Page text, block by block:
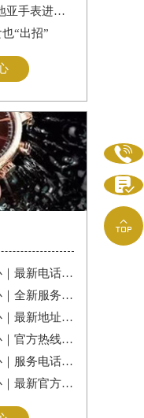
卡地亚手表进水怎么处理(卡地亚手表进水怎么办)
“出招”
成都卡地亚官方售后服务中心｜最新电话和维修门店地址权威信息公告（2026年7月最新）
成都卡地亚官方售后服务中心｜全新服务热线及门店地址权威信息公告（2026年7月最新）
成都卡地亚官方售后服务中心｜最新地址及服务热线权威信息通告（2026年7月最新）
成都卡地亚官方售后服务中心｜官方热线与门店地址权威信息公示（2026年7月最新）
成都卡地亚官方售后服务中心｜服务电话及全部地址权威信息公告（2026年7月最新）
成都卡地亚官方售后服务中心｜最新官方电话和维修地址权威信息通告（2026年7月最新）


